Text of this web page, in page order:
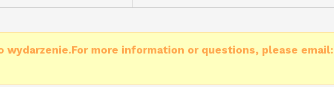
wydarzenie.For more information or questions, please email: